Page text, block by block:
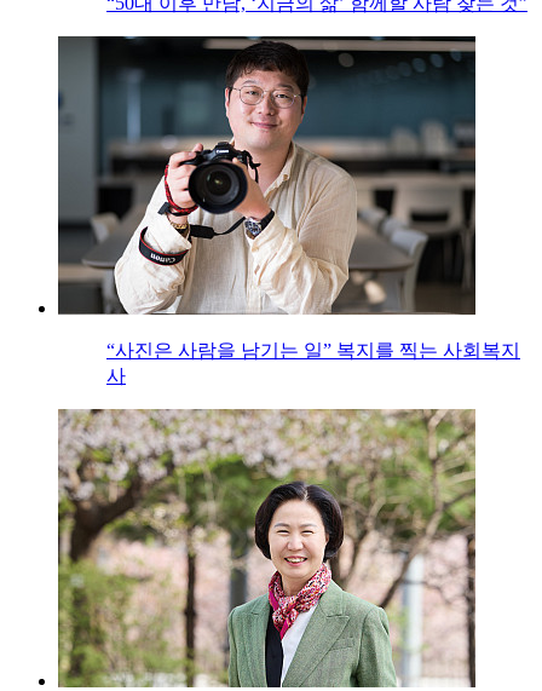
“사진은 사람을 남기는 일” 복지를 찍는 사회복지
사